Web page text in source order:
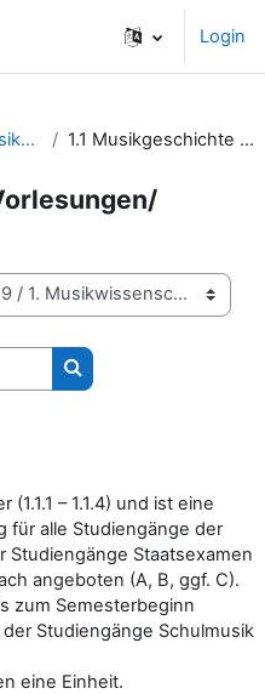
Login
1. Musikwissenschaft 1.1 Musikgeschichte Vorlesungen/Übungen
Kurse suchen
– 1.1.4) und ist eine
für alle Studiengänge der
Studiengänge Staatsexamen
angeboten (A, B, ggf. C).
zum Semesterbeginn
Studiengänge Schulmusik
eine Einheit.